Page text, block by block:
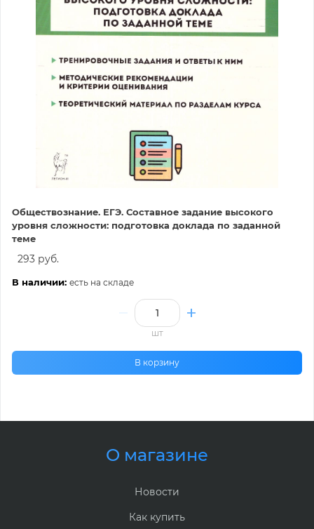
Обществознание. ЕГЭ. Составное задание высокого
уровня сложности: подготовка доклада по заданной
теме
293 руб.
В наличии: есть на складе
шт
В корзину
О магазине
Новости
Как купить